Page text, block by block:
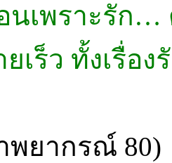
นเพราะรัก
เร็ว ทั้งเรื่อ
ยากรณ์ 80)